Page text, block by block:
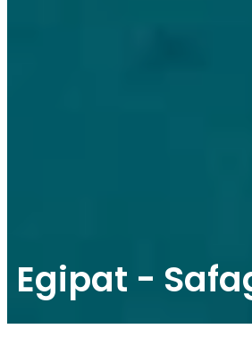
Egipat -